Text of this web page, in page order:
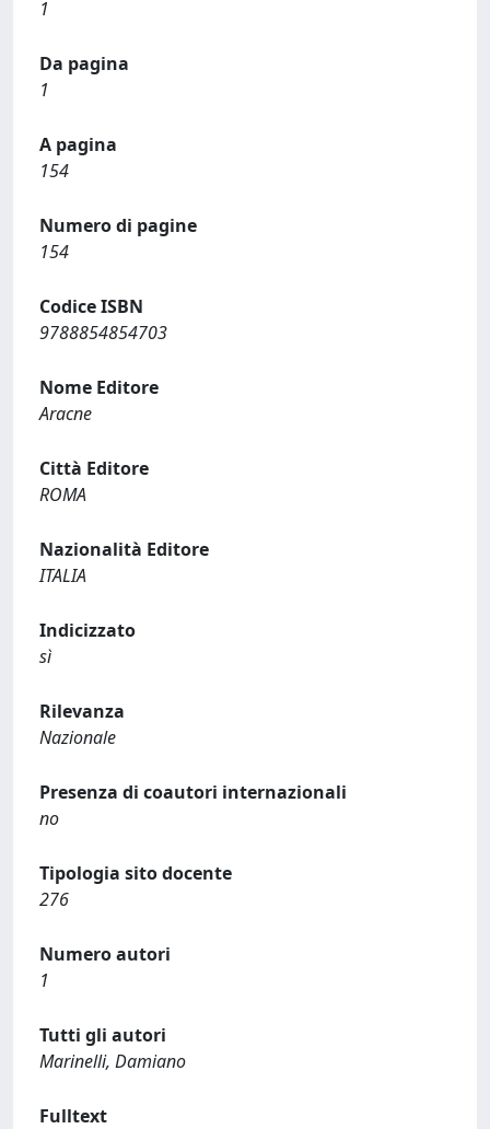
1
Da pagina
1
A pagina
154
Numero di pagine
154
Codice ISBN
9788854854703
Nome Editore
Aracne
Città Editore
ROMA
Nazionalità Editore
ITALIA
Indicizzato
sì
Rilevanza
Nazionale
Presenza di coautori internazionali
no
Tipologia sito docente
276
Numero autori
1
Tutti gli autori
Marinelli, Damiano
Fulltext